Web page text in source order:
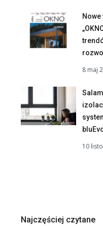
Nowe
8 maj
10
Najczęściej czytane